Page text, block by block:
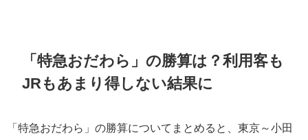
「特急おだわら」の勝算は？利用客も
JRもあまり得しない結果に
「特急おだわら」の勝算についてまとめると、東京～小田